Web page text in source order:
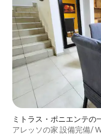
ミトラス・ポニエンテの
アレッソの家 設備完備/